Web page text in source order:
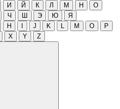
И Й К Л М Н
О
Ч Ш Э Ю
Я
H J K L M O
P
X Y Z